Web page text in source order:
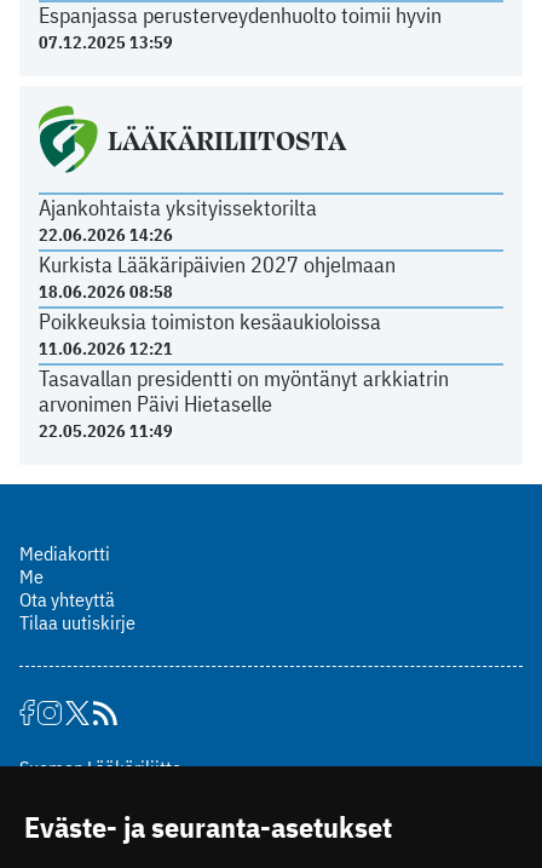
Espanjassa perusterveydenhuolto toimii hyvin
07.12.2025 13:59
LÄÄKÄRILIITOSTA
Ajankohtaista yksityissektorilta
22.06.2026 14:26
Kurkista Lääkäripäivien 2027 ohjelmaan
18.06.2026 08:58
Poikkeuksia toimiston kesäaukioloissa
11.06.2026 12:21
Tasavallan presidentti on myöntänyt arkkiatrin
arvonimen Päivi Hietaselle
22.05.2026 11:49
Mediakortti
Me
Ota yhteyttä
Tilaa uutiskirje
Suomen Lääkäriliitto
00510 Helsinki
puh. (09) 393 091
Eväste- ja seuranta-asetukset